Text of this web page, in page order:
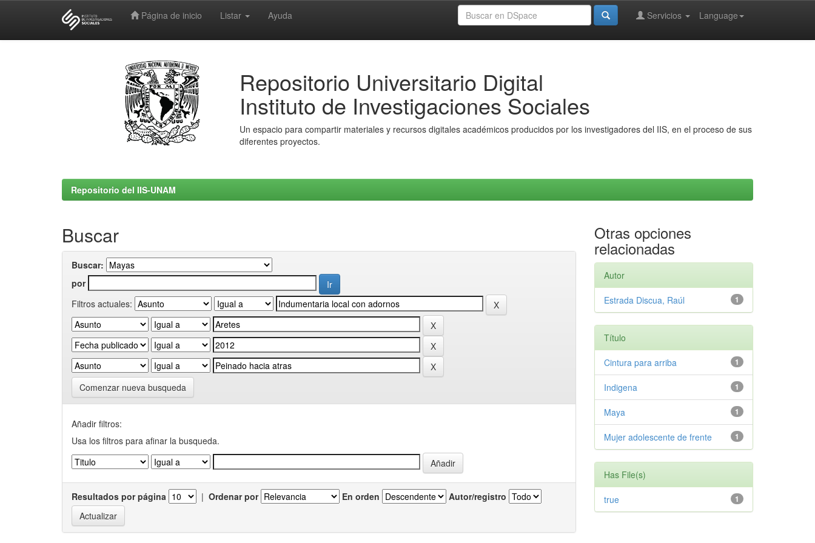
Página de inicio Listar Ayuda Language
Servicios
Repositorio Universitario Digital
Instituto de Investigaciones Sociales
Un espacio para compartir materiales y recursos digitales académicos producidos por los investigadores del IIS, en el proceso de sus
diferentes proyectos.
Repositorio del IIS-UNAM
Buscar
Buscar:
por
Filtros actuales:
Comenzar nueva busqueda
Añadir filtros:
Usa los filtros para afinar la busqueda.
Resultados por página | Ordenar por En orden Autor/registro
Otras opciones
relacionadas
Autor
1
Estrada Discua, Raúl
Título
1
Cintura para arriba
1
Indigena
1
Maya
1
Mujer adolescente de frente
Has File(s)
1
true